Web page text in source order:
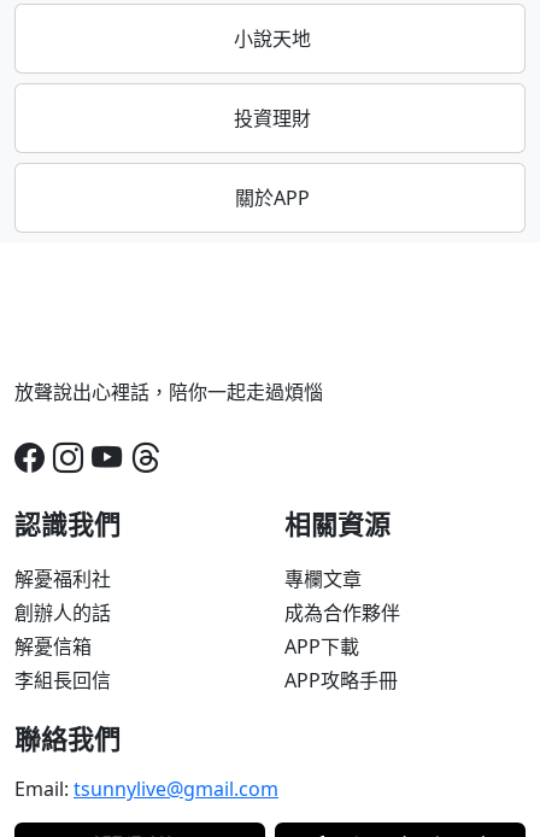
小說天地
投資理財
關於APP
放聲說出心裡話，陪你一起走過煩惱
認識我們
解憂福利社
創辦人的話
解憂信箱
李組長回信
相關資源
專欄文章
成為合作夥伴
APP下載
APP攻略手冊
聯絡我們
Email: tsunnylive@gmail.com